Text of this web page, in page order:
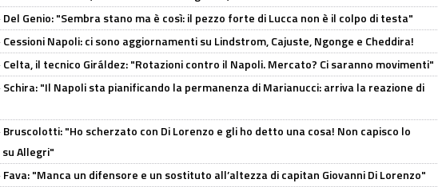
Del Genio: "Sembra stano ma è così: il pezzo forte di Lucca non è il colpo di testa"
Cessioni Napoli: ci sono aggiornamenti su Lindstrom, Cajuste, Ngonge e Cheddira!
Celta, il tecnico Giráldez: "Rotazioni contro il Napoli. Mercato? Ci saranno movimenti"
Schira: "Il Napoli sta pianificando la permanenza di Marianucci: arriva la reazione di
Bruscolotti: "Ho scherzato con Di Lorenzo e gli ho detto una cosa! Non capisco lo
Allegri"
Fava: "Manca un difensore e un sostituto all’altezza di capitan Giovanni Di Lorenzo"